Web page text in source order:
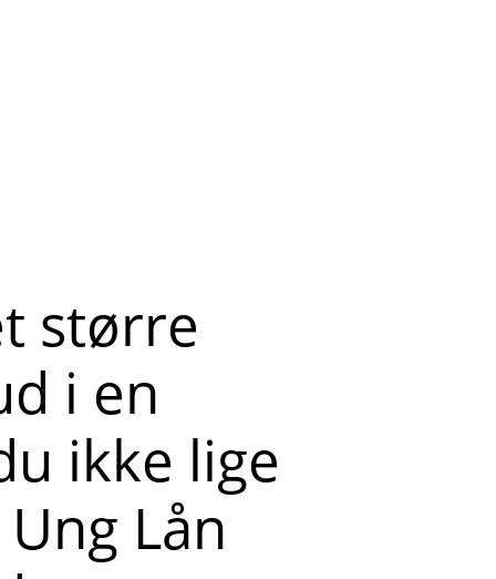
større
i en
ikke lige
Lån